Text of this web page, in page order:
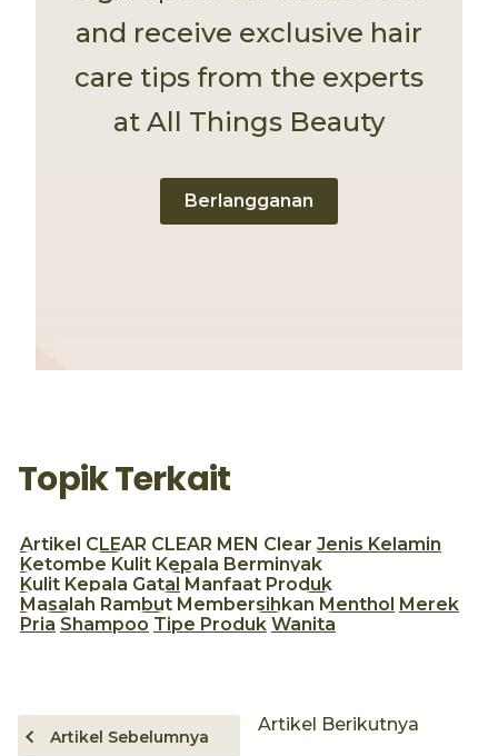
and receive exclusive hair
care tips from the experts
at All Things Beauty
Berlangganan
Topik Terkait
Artikel CLEAR CLEAR MEN Clear Jenis Kelamin
Ketombe Kulit Kepala Berminyak
Kulit Kepala Gatal
Manfaat Produk
Masalah Rambut Membersihkan Menthol
Merek
Pria Shampoo Tipe Produk Wanita
Artikel Sebelumnya
Artikel Berikutnya